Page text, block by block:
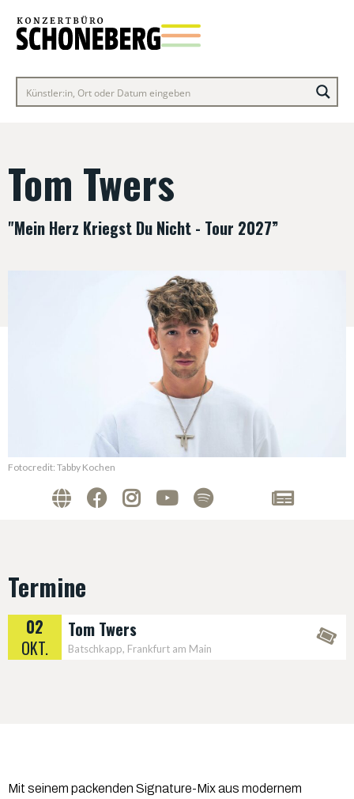
Tom Twers
"Mein Herz Kriegst Du Nicht - Tour 2027”
Fotocredit: Tabby Kochen
Termine
02
OKT.
Tom Twers
Batschkapp, Frankfurt am Main
Mit seinem packenden Signature-Mix aus modernem